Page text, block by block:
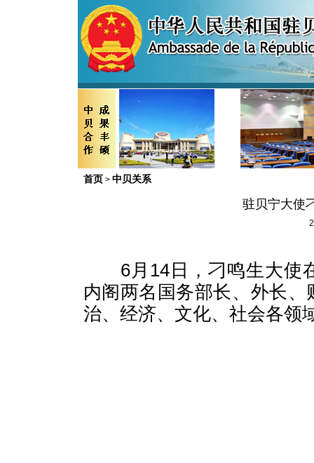
首页 > 中贝关系
驻贝宁大使
6月 14日，刁鸣生大使
内阁两名国务部长、外长
治、经济、文化、社会各领